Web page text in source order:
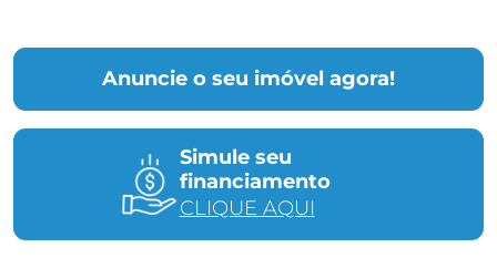
Anuncie o seu imóvel agora!
Simule seu
financiamento
CLIQUE AQUI